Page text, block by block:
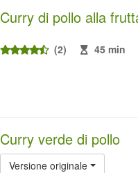
Curry di pollo alla
(2) 45 min
Curry verde di pollo
Versione originale